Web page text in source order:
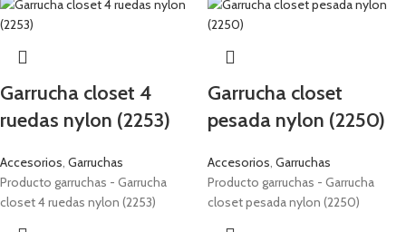
Garrucha closet 4
ruedas nylon (2253)
Accesorios, Garruchas
Producto garruchas - Garrucha
closet 4 ruedas nylon (2253)
Garrucha closet
pesada nylon (2250)
Accesorios, Garruchas
Producto garruchas - Garrucha
closet pesada nylon (2250)